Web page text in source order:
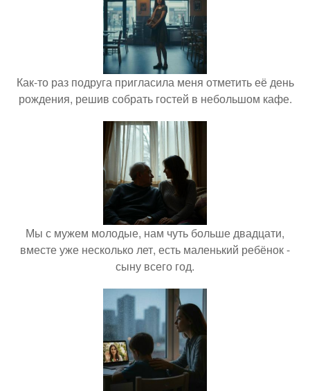
Как-то раз подруга пригласила меня отметить её день
рождения, решив собрать гостей в небольшом кафе.
Мы с мужем молодые, нам чуть больше двадцати,
вместе уже несколько лет, есть маленький ребёнок -
сыну всего год.